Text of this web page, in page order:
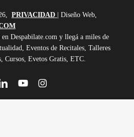
PRIVACIDAD
| Diseño Web,
en Despabilate.com y llegá a miles de
Eventos de Recitales, Talleres
Cursos, Evetos Gratis, ETC.
youtubeinstagram